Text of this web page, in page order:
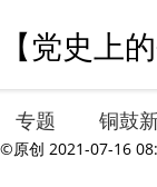
【党史上
专题 铜鼓
©原创 2021-07-16